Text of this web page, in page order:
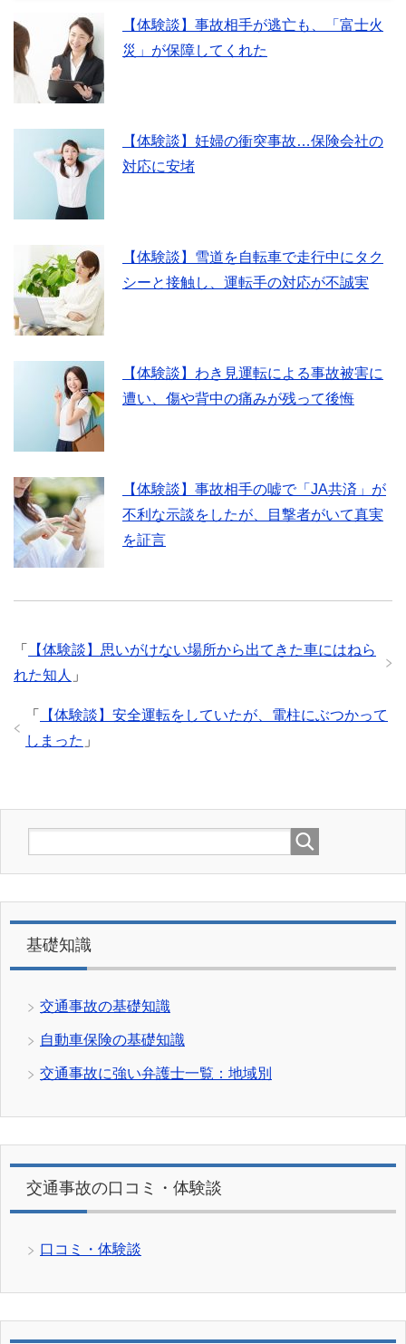
【体験談】事故相手が逃亡も、「富士火
災」が保障してくれた
【体験談】妊婦の衝突事故…保険会社の
対応に安堵
【体験談】雪道を自転車で走行中にタク
シーと接触し、運転手の対応が不誠実
【体験談】わき見運転による事故被害に
遭い、傷や背中の痛みが残って後悔
【体験談】事故相手の嘘で「JA共済」が
不利な示談をしたが、目撃者がいて真実
を証言
「
【体験談】思いがけない場所から出てきた車にはねら
れた知人 」
「
【体験談】安全運転をしていたが、電柱にぶつかって
しまった 」
基礎知識
交通事故の基礎知識
自動車保険の基礎知識
交通事故に強い弁護士一覧：地域別
交通事故の口コミ・体験談
口コミ・体験談